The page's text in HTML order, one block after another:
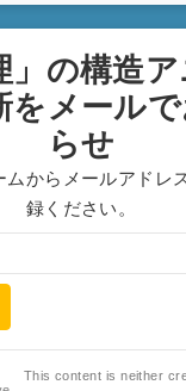
」の構造
をメール
らせ
ムからメールアドレ
録ください。
This content is neither